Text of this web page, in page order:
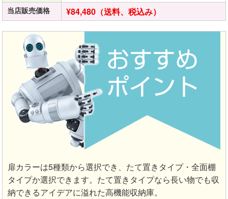
当店販売価格
¥84,480（送料、税込み）
扉カラーは5種類から選択でき、たて置きタイプ・全面棚
タイプか選択できます。たて置きタイプなら長い物でも収
納できるアイデアに溢れた高機能収納庫。